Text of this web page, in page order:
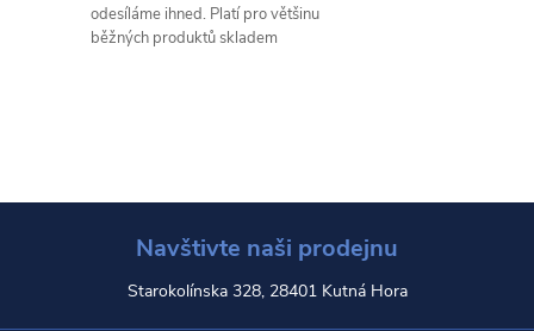
odesíláme ihned. Platí pro většinu
běžných produktů skladem
Navštivte naši prodejnu
Starokolínska 328, 28401 Kutná Hora